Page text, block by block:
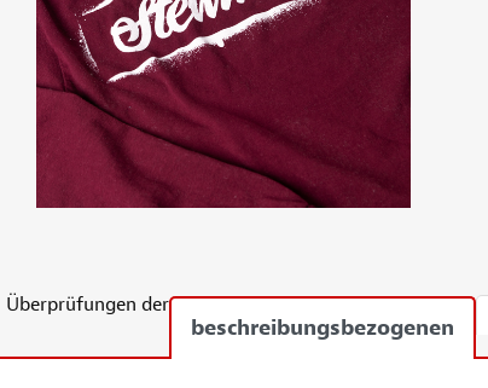
Überprüfungen der
beschreibungsbezogenen